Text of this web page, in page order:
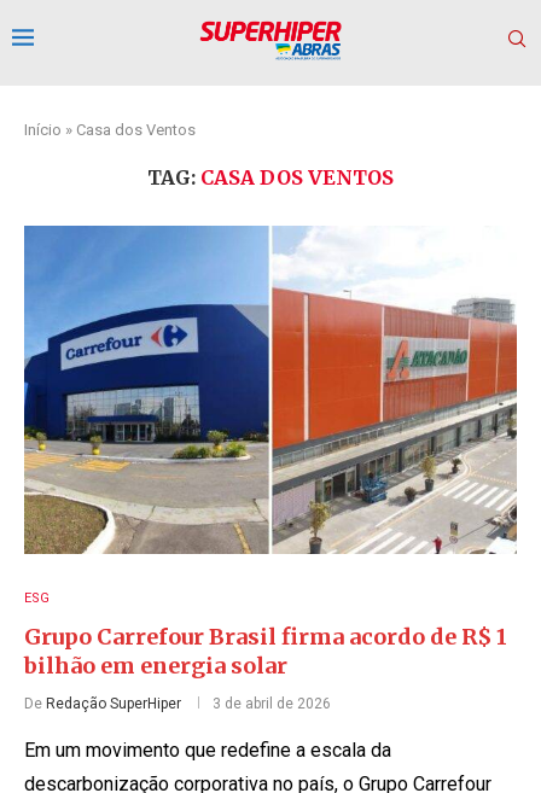
Início » Casa dos Ventos
TAG: CASA DOS VENTOS
ESG
Grupo Carrefour Brasil firma acordo de R$ 1
bilhão em energia solar
De Redação SuperHiper 3 de abril de 2026
Em um movimento que redefine a escala da
descarbonização corporativa no país, o Grupo Carrefour